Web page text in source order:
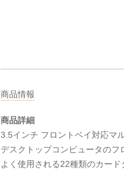
商品情報
商品詳細
3.5インチ フロントベイ対応マ
デスクトップコンピュータのフ
よく使用される22種類のカー